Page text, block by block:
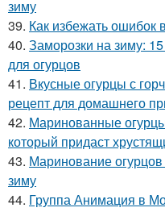
зиму
39. Как избежать ошибок
40. Заморозки на зиму:
для огурцов
41. Вкусные огурцы с
рецепт для домашнего
42. Маринованные
который придаст
43. Маринование
зиму
44. Группа Анимация в